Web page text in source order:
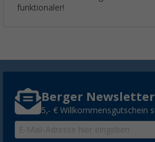
funktionaler!
Berger Newsletter
5,- € Willkommensgutschein